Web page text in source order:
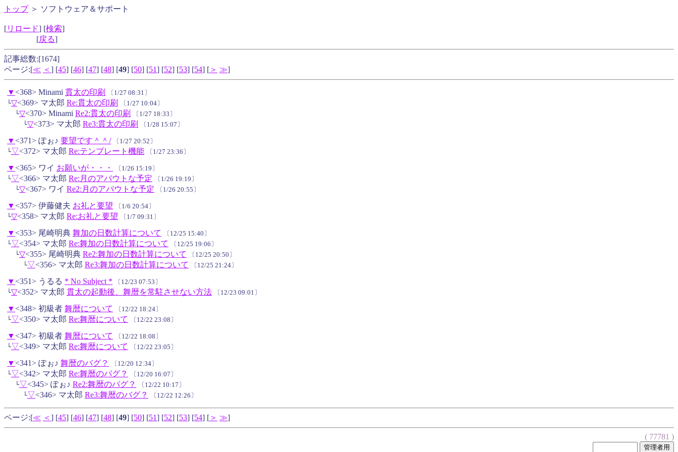
トップ＞ ソフトウェア＆サポート
[リロード] [検索]
[戻る]
記事総数:[1674]
ページ:[≪ ＜ ] [45] [46] [47] [48] [49] [50] [51] [52] [53] [54] [ ＞ ≫]
▼ <368> Minami 貫太の印刷
〔1/27 08:31〕
└▽<369> マ太郎 Re:貫太の印刷
〔1/27 10:04〕
└▽<370> Minami Re2:貫太の印刷
〔1/27 18:33〕
└▽<373> マ太郎 Re3:貫太の印刷 〔1/28 15:07〕
▼ <371> ぽぉ♪ 要望です＾＾/
〔1/27 20:52〕
└▽<372> マ太郎 Re:テンプレート機能 〔1/27 23:36〕
▼ <365> ワイ お願いが・・・
〔1/26 15:19〕
└▽<366> マ太郎 Re:月のアバウトな予定
〔1/26 19:19〕
└▽<367> ワイ Re2:月のアバウトな予定 〔1/26 20:55〕
▼ <357> 伊藤健夫 お礼と要望
〔1/6 20:54〕
└▽<358> マ太郎 Re:お礼と要望 〔1/7 09:31〕
▼ <353> 尾崎明典 舞加の日数計算について
〔12/25 15:40〕
└▽<354> マ太郎 Re:舞加の日数計算について
〔12/25 19:06〕
└▽<355> 尾崎明典 Re2:舞加の日数計算について
〔12/25 20:50〕
└▽<356> マ太郎 Re3:舞加の日数計算について 〔12/25 21:24〕
▼ <351> うるる * No Subject *
〔12/23 07:53〕
└▽<352> マ太郎 貫太の起動後、舞暦を常駐させない方法 〔12/23 09:01〕
▼ <348> 初級者 舞暦について
〔12/22 18:24〕
└▽<350> マ太郎 Re:舞暦について 〔12/22 23:08〕
▼ <347> 初級者 舞暦について
〔12/22 18:08〕
└▽<349> マ太郎 Re:舞暦について 〔12/22 23:05〕
▼ <341> ぽぉ♪ 舞暦のバグ？
〔12/20 12:34〕
└▽<342> マ太郎 Re:舞暦のバグ？
〔12/20 16:07〕
└▽<345> ぽぉ♪ Re2:舞暦のバグ？
〔12/22 10:17〕
└▽<346> マ太郎 Re3:舞暦のバグ？ 〔12/22 12:26〕
ページ:[≪ ＜ ] [45] [46] [47] [48] [49] [50] [51] [52] [53] [54] [ ＞ ≫]
( 77781 )